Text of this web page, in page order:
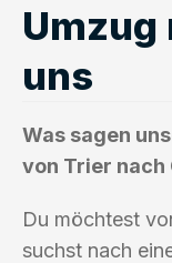
Umzug
uns
Was sagen
von Trier nach
Du möchtest
suchst nach